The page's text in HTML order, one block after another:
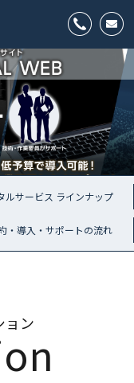
ルサービス ラインナップ
・導入・サポートの流れ
ョン